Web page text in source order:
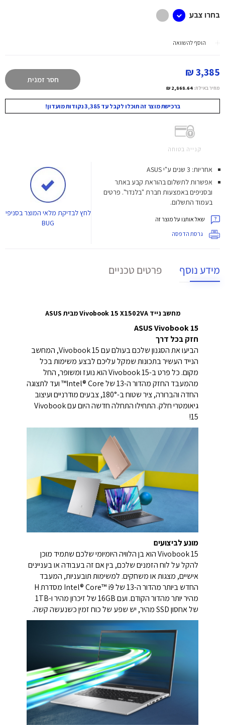
בחרו צבע
הוסף להשוואה
3,385 ₪
מחיר באילת: 2,868.64 ₪
חסר זמנית
ברכישת מוצר זה תוכלו לקבל עד 3,385 נקודות מועדון!
קנייה בטוחה
אחריות: 3 שנים ע"י ASUS
אפשרות לתשלום בהוראת קבע באתר
ובסניפים באמצעות חברת "בלנדר". פרטים
בעמוד התשלום.
שאל אותנו על מוצר זה
גרסת הדפסה
לחץלבדיקת מלאי המוצר בסניפי
BUG
מידע נוסף פרטים טכניים
מחשב נייד Vivobook 15 X1502VA מבית ASUS
ASUS Vivobook 15
חזק בכל דרך
הביעו את הסגנון שלכם בעולם עם Vivobook 15, המחשב
הנייד העשיר בתכונות שמקל עליכם לבצע משימות בכל
מקום. כל פרט ב-Vivobook 15 הוא נועז ומשופר, החל
מהמעבד החזק מהדור ה-13 של Intel® Core™ ועד לתצוגה
החדה והברורה, ציר שטוח ב-180°, צבעים מודרניים ועיצוב
גיאומטרי חלק. התחילו התחלה חדשה היום עם Vivobook
15!
מונע לביצועים
Vivobook 15 הוא בן הלוויה היומיומי שלכם שתמיד מוכן
להקל על לוח הזמנים שלכם, בין אם זה בעבודה או בעניינים
אישיים, מצגות או משחקים. למשימות תובעניות, המעבד
החדש ביותר מהדור ה-13 של Intel® Core™ i9 מסדרת H
מהיר יותר מהדור הקודם. ועם 16GB של זיכרון מהיר ו-1TB
של אחסון SSD מהיר, יש שפע של כוח זמין כשנעשה קשה.